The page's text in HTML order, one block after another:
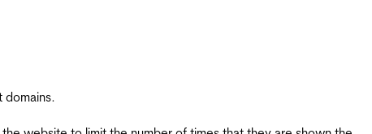
domains.